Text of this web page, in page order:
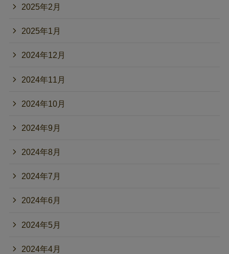
2025年2月
2025年1月
2024年12月
2024年11月
2024年10月
2024年9月
2024年8月
2024年7月
2024年6月
2024年5月
2024年4月